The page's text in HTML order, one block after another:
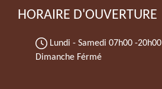
HORAIRE D'OUVERTURE
Lundi - Samedi 07h00 -20h00
Dimanche Férmé